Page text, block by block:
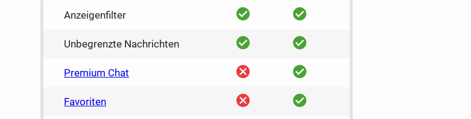
Anzeigenfilter ja ja
Unbegrenzte Nachrichten ja ja
Premium Chat nein ja
Favoriten nein ja